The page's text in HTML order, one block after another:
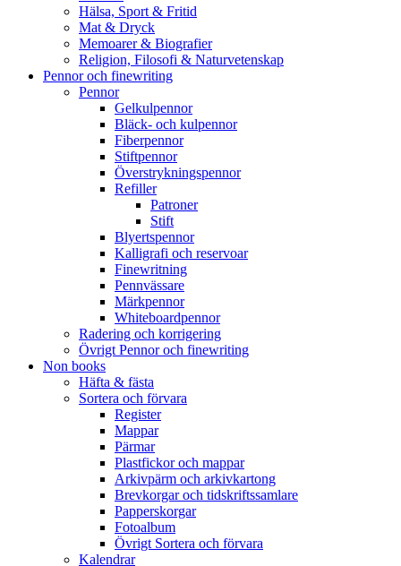
Hälsa, Sport & Fritid
Mat & Dryck
Memoarer & Biografier
Religion, Filosofi & Naturvetenskap
Pennor och finewriting
Pennor
Gelkulpennor
Bläck- och kulpennor
Fiberpennor
Stiftpennor
Överstrykningspennor
Refiller
Patroner
Stift
Blyertspennor
Kalligrafi och reservoar
Finewritning
Pennvässare
Märkpennor
Whiteboardpennor
Radering och korrigering
Övrigt Pennor och finewriting
Non books
Häfta & fästa
Sortera och förvara
Register
Mappar
Pärmar
Plastfickor och mappar
Arkivpärm och arkivkartong
Brevkorgar och tidskriftssamlare
Papperskorgar
Fotoalbum
Övrigt Sortera och förvara
Kalendrar